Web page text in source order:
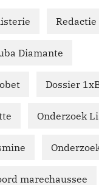
Redactie
Diamante
Dossier
Onderzoek
marechaussee